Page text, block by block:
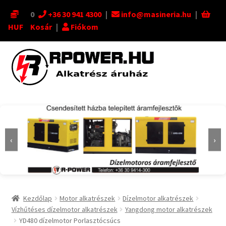
HUF
0 +36 30 941 4300 | info@masineria.hu |
Kosár | Fiókom
Ugrás
a
navigációhoz
Kilépés
a
tartalomba
‹ ›
Kezdőlap Motor alkatrészek
Dízelmotor alkatrészek
Vízhűtéses dízelmotor alkatrészek
Yangdong motor alkatrészek
YD480 dízelmotor Porlasztócsúcs